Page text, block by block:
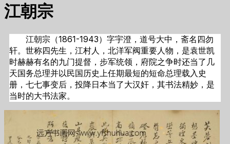
江朝宗
江朝宗（1861-1943）字宇澄，道号大中，斋名四勿
轩。世称四先生，江村人，北洋军阀重要人物，是袁世凯
时赫赫有名的九门提督，步军统领，府院之争时还当了几
天国务总理并以民国历史上任期最短的短命总理载入史
册，七七事变后，投降日本当了大汉奸，其书法精妙，是
当时的大书法家。